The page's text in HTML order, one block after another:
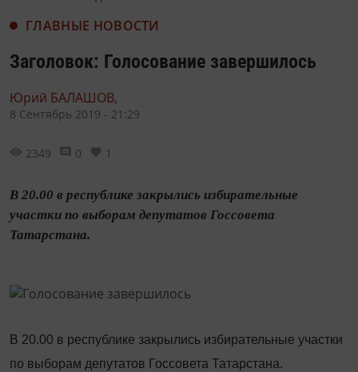
ГЛАВНЫЕ НОВОСТИ
Заголовок: Голосование завершилось
Юрий БАЛАШОВ,
8 Сентябрь 2019 - 21:29
2349 0 1
В 20.00 в республике закрылись избирательные
участки по выборам депутатов Госсовета
Татарстана.
В 20.00 в республике закрылись избирательные участки
по выборам депутатов Госсовета Татарстана.